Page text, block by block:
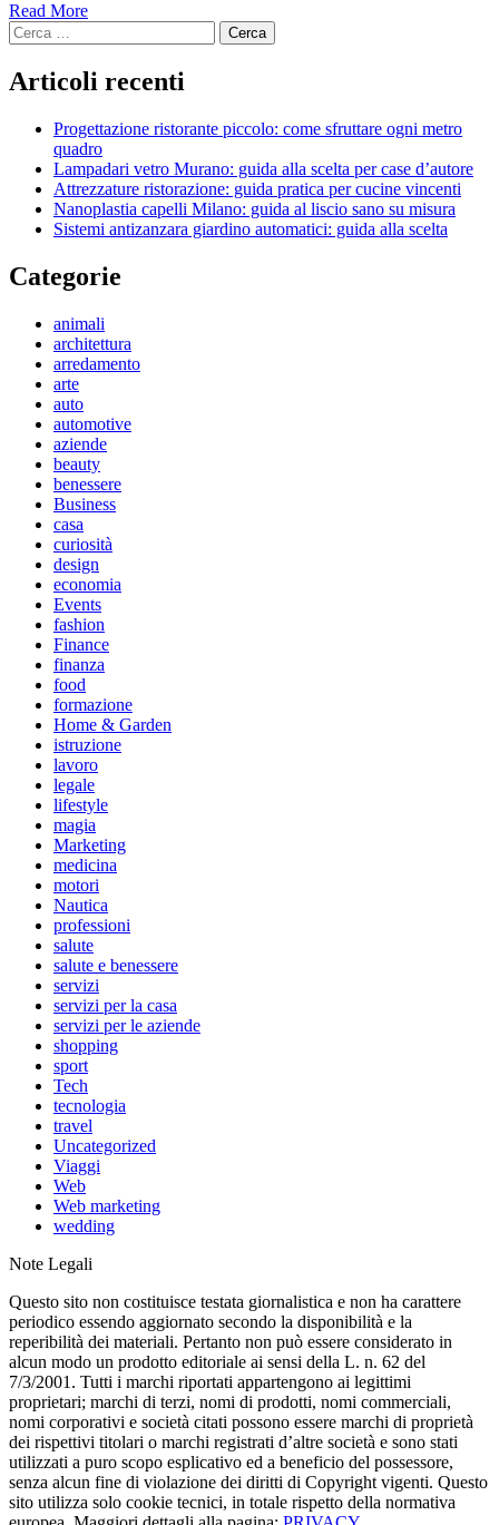
Read More
Ricerca
per:
Articoli recenti
Progettazione ristorante piccolo: come sfruttare ogni metro
quadro
Lampadari vetro Murano: guida alla scelta per case d’autore
Attrezzature ristorazione: guida pratica per cucine vincenti
Nanoplastia capelli Milano: guida al liscio sano su misura
Sistemi antizanzara giardino automatici: guida alla scelta
Categorie
animali
architettura
arredamento
arte
auto
automotive
aziende
beauty
benessere
Business
casa
curiosità
design
economia
Events
fashion
Finance
finanza
food
formazione
Home & Garden
istruzione
lavoro
legale
lifestyle
magia
Marketing
medicina
motori
Nautica
professioni
salute
salute e benessere
servizi
servizi per la casa
servizi per le aziende
shopping
sport
Tech
tecnologia
travel
Uncategorized
Viaggi
Web
Web marketing
wedding
Note Legali
Questo sito non costituisce testata giornalistica e non ha carattere
periodico essendo aggiornato secondo la disponibilità e la
reperibilità dei materiali. Pertanto non può essere considerato in
alcun modo un prodotto editoriale ai sensi della L. n. 62 del
7/3/2001. Tutti i marchi riportati appartengono ai legittimi
proprietari; marchi di terzi, nomi di prodotti, nomi commerciali,
nomi corporativi e società citati possono essere marchi di proprietà
dei rispettivi titolari o marchi registrati d’altre società e sono stati
utilizzati a puro scopo esplicativo ed a beneficio del possessore,
senza alcun fine di violazione dei diritti di Copyright vigenti. Questo
sito utilizza solo cookie tecnici, in totale rispetto della normativa